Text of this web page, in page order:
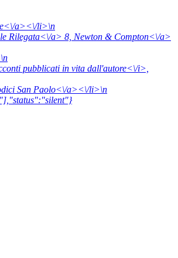
a><\/li>\n
Rilegata<\/a> 8, Newton & Compton<\/a>
pubblicati in vita dall'autore<\/i>,
San Paolo<\/a><\/li>\n